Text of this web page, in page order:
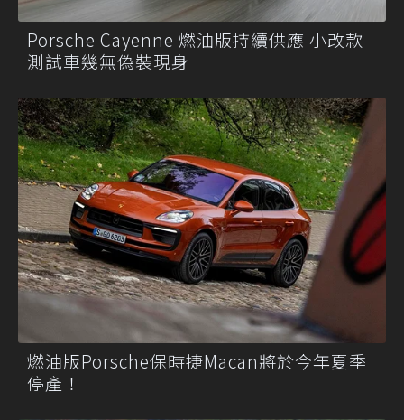
Porsche Cayenne 燃油版持續供應 小改款
測試車幾無偽裝現身
燃油版Porsche保時捷Macan將於今年夏季
停產！